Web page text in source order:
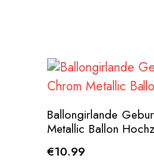
Ballongirlande
Metallic Ballon
€10.99